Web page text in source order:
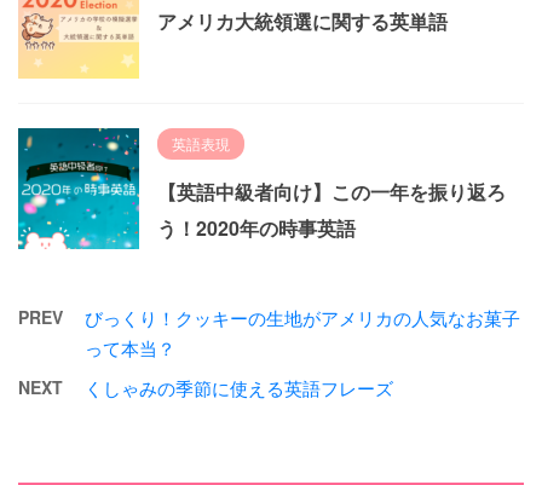
アメリカ大統領選に関する英単語
英語表現
【英語中級者向け】この一年を振り返ろ
う！2020年の時事英語
PREV
びっくり！クッキーの生地がアメリカの人気なお菓子
って本当？
NEXT くしゃみの季節に使える英語フレーズ